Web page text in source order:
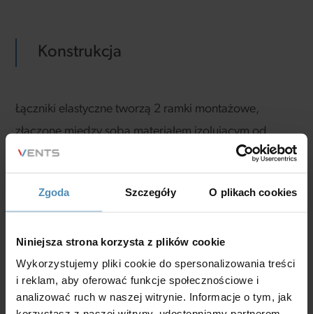
Zgoda Szczegóły O plikach cookies
Niniejsza strona korzysta z plików cookie
Wykorzystujemy pliki cookie do spersonalizowania treści
i reklam, aby oferować funkcje społecznościowe i
analizować ruch w naszej witrynie. Informacje o tym, jak
Konstrukcja
Łączniki elastyczne tworzą 2 ramki montażowe,
złączone między sobą materiałem izolującym od
drgań. Łączników nie wolno wykorzystywać jako
Montaż elastycznych łączników do systemu